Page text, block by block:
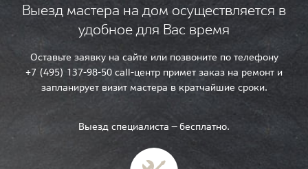
Выезд мастера на дом осуществляется в
удобное для Вас время
Оставьте заявку на сайте или позвоните по телефону
+7 (495) 137-98-50 call-центр примет заказ на ремонт и
запланирует визит мастера в кратчайшие сроки.
Выезд специалиста — бесплатно.